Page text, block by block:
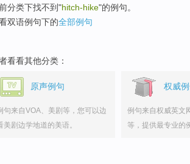
分类下找不到"hitch-hike"的例句。
双语例句下的全部例句
看看其他分类：
原声例句
句来自VOA、美剧等，您可以边
美剧边学地道的美语。
权威
例句来自权威英文
等，提供最专业的